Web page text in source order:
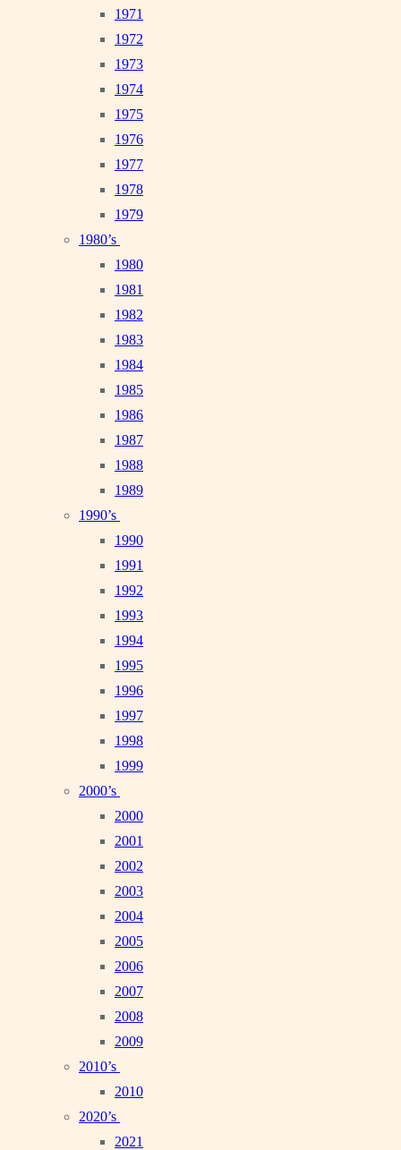
1971
1972
1973
1974
1975
1976
1977
1978
1979
1980’s
1980
1981
1982
1983
1984
1985
1986
1987
1988
1989
1990’s
1990
1991
1992
1993
1994
1995
1996
1997
1998
1999
2000’s
2000
2001
2002
2003
2004
2005
2006
2007
2008
2009
2010’s
2010
2020’s
2021